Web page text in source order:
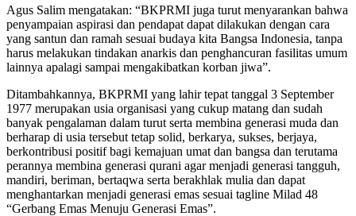
Agus Salim mengatakan: “BKPRMI juga turut menyarankan bahwa
penyampaian aspirasi dan pendapat dapat dilakukan dengan cara
yang santun dan ramah sesuai budaya kita Bangsa Indonesia, tanpa
harus melakukan tindakan anarkis dan penghancuran fasilitas umum
lainnya apalagi sampai mengakibatkan korban jiwa”.
Ditambahkannya, BKPRMI yang lahir tepat tanggal 3 September
1977 merupakan usia organisasi yang cukup matang dan sudah
banyak pengalaman dalam turut serta membina generasi muda dan
berharap di usia tersebut tetap solid, berkarya, sukses, berjaya,
berkontribusi positif bagi kemajuan umat dan bangsa dan terutama
perannya membina generasi qurani agar menjadi generasi tangguh,
mandiri, beriman, bertaqwa serta berakhlak mulia dan dapat
menghantarkan menjadi generasi emas sesuai tagline Milad 48
“Gerbang Emas Menuju Generasi Emas”.